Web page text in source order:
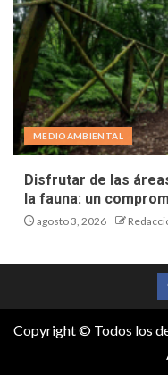
MEDIOAMBIENTAL
Disfrutar de las
la fauna: un
agosto 3, 2026
Copyright © Todos los